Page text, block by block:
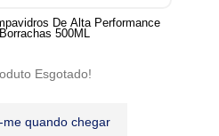
De Alta Performance
500ML
Esgotado!
me quando chegar